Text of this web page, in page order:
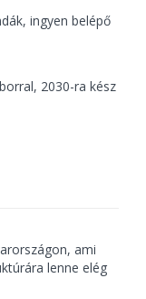
ingyen belépő
2030-ra kész
ami
lenne elég